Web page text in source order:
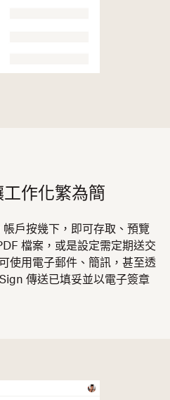
作化繁為簡
戶按幾下，即可存取、預覽
檔案，或是設定需定期送交
使用電子郵件、簡訊，甚至透
傳送已填妥並以電子簽章